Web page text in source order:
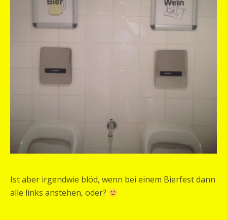
Ist aber irgendwie blöd, wenn bei einem Bierfest dann
alle links anstehen, oder?